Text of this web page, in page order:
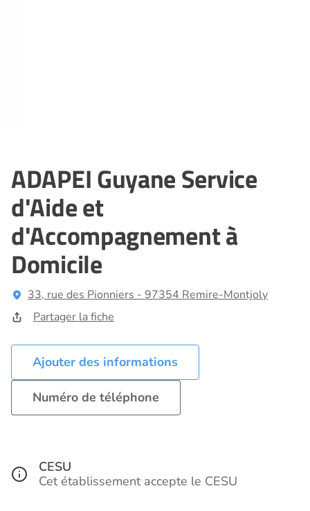
ADAPEI Guyane Service
d'Aide et
d'Accompagnement à
Domicile
33, rue des Pionniers - 97354 Remire-Montjoly
Partager la fiche
Ajouter des informations
Numéro de téléphone
CESU
Cet établissement accepte le CESU